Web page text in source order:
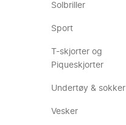
Solbriller
Sport
T-skjorter og
Piqueskjorter
Undertøy & sokker
Vesker